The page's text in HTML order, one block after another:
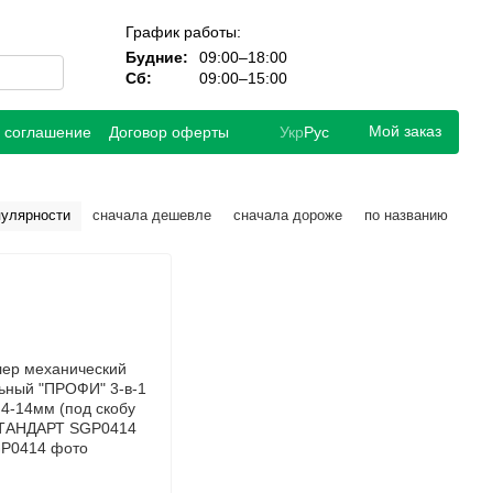
График работы:
Будние:
09:00–18:00
Сб:
09:00–15:00
соглашение Договор оферты УкрРус Мой заказ
сначала дешевле сначала дороже по названию